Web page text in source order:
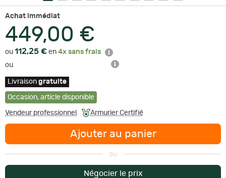
Achat immédiat
449,00 €
ou 112,25 € en 4x sans frais
ou
Livraison gratuite
Occasion, article disponible
Vendeur professionnel Armurier Certifié
Ajouter au panier
ou
Négocier le prix